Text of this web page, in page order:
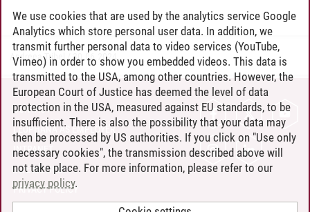
Andreea Tribel 30.06.2024
CONTACT
LEUPHANA AS EMPLOYER
INTRANET
SITE NOTICE
PRIVACY POLICY
We use cookies that are used by the analytics service Google
Analytics which store personal user data. In addition, we
transmit further personal data to video services (YouTube,
Vimeo) in order to show you embedded videos. This data is
transmitted to the USA, among other countries. However, the
European Court of Justice has deemed the level of data
protection in the USA, measured against EU standards, to be
insufficient. There is also the possibility that your data may
then be processed by US authorities. If you click on "Use only
necessary cookies", the transmission described above will
not take place. For more information, please refer to our
privacy policy.